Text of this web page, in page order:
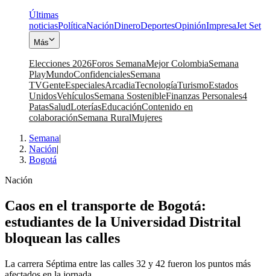
Últimas
noticiasPolíticaNaciónDineroDeportesOpiniónImpresaJet Set
Más
Elecciones 2026Foros SemanaMejor ColombiaSemana
PlayMundoConfidencialesSemana
TVGenteEspecialesArcadiaTecnologíaTurismoEstados
UnidosVehículosSemana SostenibleFinanzas Personales4
PatasSaludLoteríasEducaciónContenido en
colaboraciónSemana RuralMujeres
Semana|
Nación|
Bogotá
Nación
Caos en el transporte de Bogotá:
estudiantes de la Universidad Distrital
bloquean las calles
La carrera Séptima entre las calles 32 y 42 fueron los puntos más